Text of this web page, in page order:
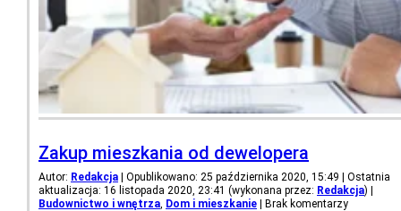
Zakup mieszkania od dewelopera
Autor: Redakcja | Opublikowano: 25 października 2020, 15:49 | Ostatnia
aktualizacja: 16 listopada 2020, 23:41 (wykonana przez: Redakcja) |
Budownictwo i wnętrza, Dom i mieszkanie | Brak komentarzy